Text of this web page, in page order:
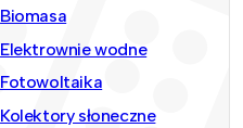
Biomasa
Elektrownie wodne
Fotowoltaika
Kolektory słoneczne